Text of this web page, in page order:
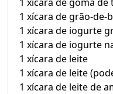
1 xícara de grão-de-
1 xícara de iogurte
1 xícara de iogurte
1 xícara de leite
1 xícara de leite
1 xícara de leite de